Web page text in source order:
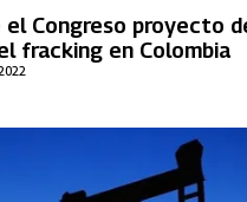
el Congreso proyecto
fracking en Colombia